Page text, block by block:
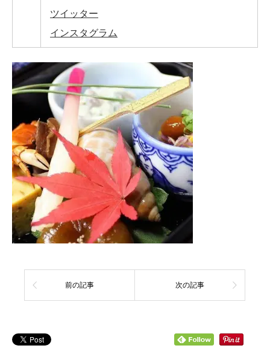
ツイッター
インスタグラム
前の記事 次の記事